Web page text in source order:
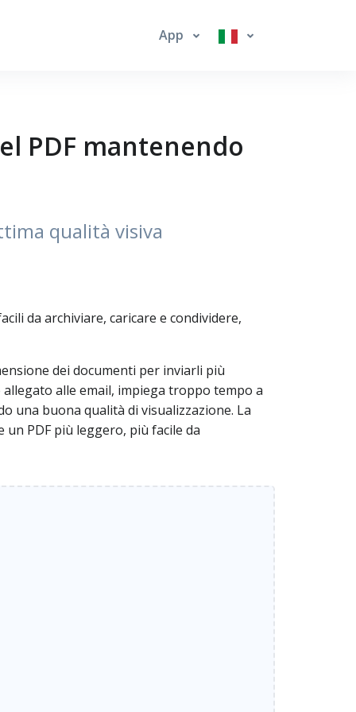
App
PDF mantenendo
qualità visiva
da archiviare, caricare e condividere,
dei documenti per inviarli più
alle email, impiega troppo tempo a
una buona qualità di visualizzazione. La
PDF più leggero, più facile da